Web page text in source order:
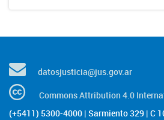
datosjusticia@jus.gov.ar
Commons Attribution 4.0
(+5411) 5300-4000 | Sarmiento 329 | C